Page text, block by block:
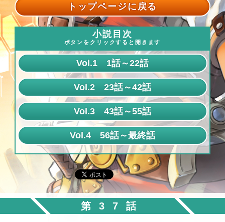
トップページに戻る
小説目次
ボタンをクリックすると開きます
Vol.1 1話～22話
第1話
第2話
第3話
第4話
第5話
第6話
第7話
第8話
Vol.2 23話～42話
第23話
第24話
第25話
第26話
第27話
第28話
第29話
Vol.3 43話～55話
第43話
第44話
第45話
第46話
第47話
Vol.4 56話～最終話
第56話
第57話
第58話
第59話
第37話